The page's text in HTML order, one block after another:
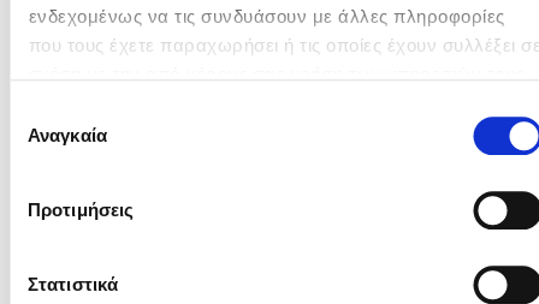
ενδεχομένως να τις συνδυάσουν με άλλες πληροφορίες
που τους έχετε παραχωρήσει ή τις οποίες έχουν συλλέξει
συγκατάθεσης
Αναγκαία
Προτιμήσεις
Στατιστικά
Ανέγερση, επέκταση και εκσυγχρονισμός γεωργικών
κατασκευών.
Αγορά, μεταφορά και εγκατάσταση πολυετών φυτειών
1.1.1 και των οποίων η εγκατάσταση δεν γίνεται με τη
χρήση σπόρου.
για την εξυπηρέτηση εκμετάλλευσης παραγωγής
ανθέων, τα οποία παράγονται αποκλειστικά εντός των